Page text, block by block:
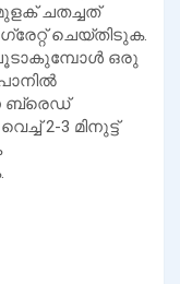
ചതച്ചത്
ചെയ്തിടുക.
ഒരു
ബ്രെഡ്
2-3 മിനുട്ട്